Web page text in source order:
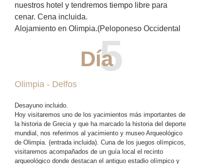
nuestros hotel y tendremos tiempo libre para
cenar. Cena incluida.
Alojamiento en Olimpia.(Peloponeso Occidental
5
Día
Olimpia - Delfos
Desayuno incluido.
Hoy visitaremos uno de los yacimientos más importantes de
la historia de Grecia y que ha marcado la historia del deporte
mundial, nos referimos al yacimiento y museo Arqueológico
de Olimpia. (entrada incluida). Cuna de los juegos olímpicos,
visitaremos acompañados de un guía local el recinto
arqueológico donde destacan el antiguo estadio olímpico y